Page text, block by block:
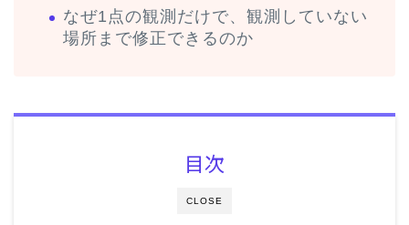
なぜ1点の観測だけで、観測していない
場所まで修正できるのか
CLOSE
目次